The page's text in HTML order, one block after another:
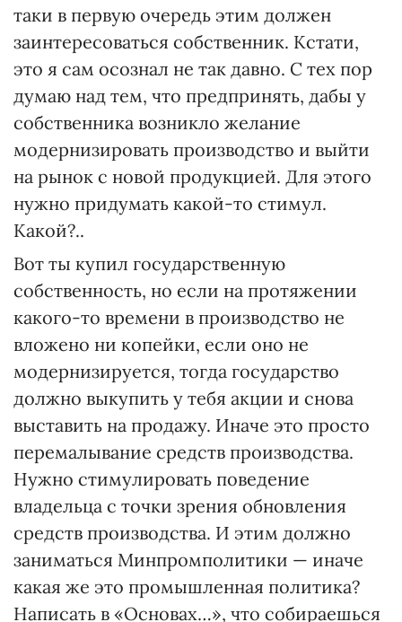
таки в первую очередь этим должен
заинтересоваться собственник. Кстати,
это я сам осознал не так давно. С тех пор
думаю над тем, что предпринять, дабы у
собственника возникло желание
модернизировать производство и выйти
на рынок с новой продукцией. Для этого
нужно придумать какой-то стимул.
Какой?..
Вот ты купил государственную
собственность, но если на протяжении
какого-то времени в производство не
вложено ни копейки, если оно не
модернизируется, тогда государство
должно выкупить у тебя акции и снова
выставить на продажу. Иначе это просто
перемалывание средств производства.
Нужно стимулировать поведение
владельца с точки зрения обновления
средств производства. И этим должно
заниматься Минпромполитики — иначе
какая же это промышленная политика?
Написать в «Основах…», что собираешься